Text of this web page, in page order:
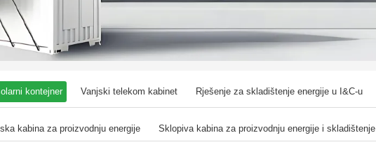
kontejner Vanjski telekom kabinet Rješenje za skladištenje energije u I&C-u
kabina za proizvodnju energije Sklopiva kabina za proizvodnju energije i skladištenje